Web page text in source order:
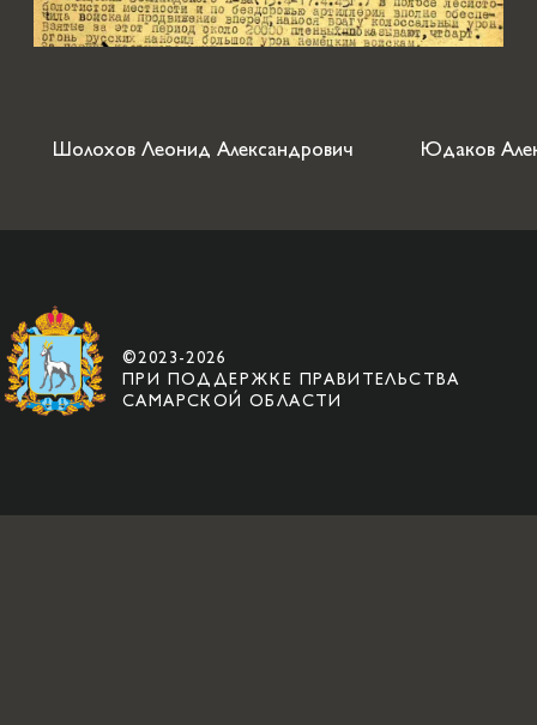
Шолохов Леонид Александрович Юдаков
©2023-2026
ПРИ ПОДДЕРЖКЕ ПРАВИТЕЛЬСТВА
САМАРСКОЙ ОБЛАСТИ